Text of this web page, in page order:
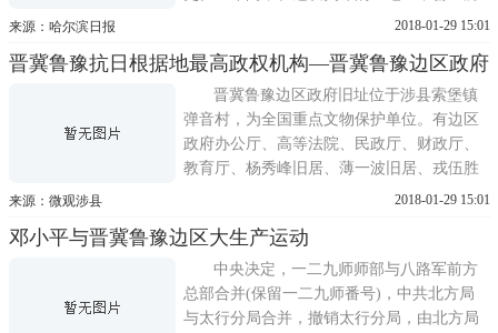
了千万次浴血奋战，粉碎了日本侵略者野蛮
挑衅和进攻，消灭了数以百万计的敌人，多
少中华民族的优秀儿女流血牺牲，献出了年
轻的生命。他们和千千万万的死难...
来源：哈尔滨日报 2018-01-29 15:01
晋冀鲁豫抗日根据地最高政权机构—晋冀鲁豫边区政府
晋冀鲁豫边区政府旧址位于涉县索堡镇
弹音村，为全国重点文物保护单位。有边区
政府办公厅、高等法院、民政厅、财政厅、
教育厅、杨秀峰旧居、薄一波旧居、戎伍胜
旧居等9座院落组成。边府办公厅是一座独立
成，现保存完好的有会议室、办公室等建
筑，并在院内开设了晋冀鲁豫边区陈列室和
边区农民生产生活用具展室两个专...
来源：微观涉县 2018-01-29 15:01
邓小平与晋冀鲁豫边区大生产运动
中央决定，一二九师师部与八路军前方
总部合并(保留一二九师番号)，中共北方局
与太行分局合并，撤销太行分局，由北方局